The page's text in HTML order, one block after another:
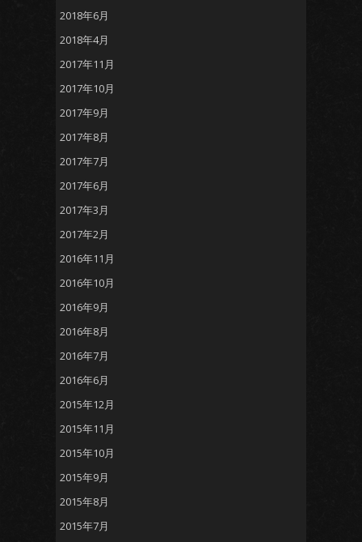
2018年6月
2018年4月
2017年11月
2017年10月
2017年9月
2017年8月
2017年7月
2017年6月
2017年3月
2017年2月
2016年11月
2016年10月
2016年9月
2016年8月
2016年7月
2016年6月
2015年12月
2015年11月
2015年10月
2015年9月
2015年8月
2015年7月